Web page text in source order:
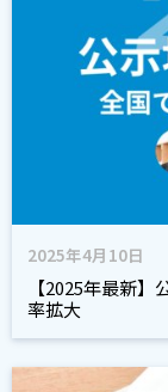
2025年4月10日
【2025年最新
率拡大